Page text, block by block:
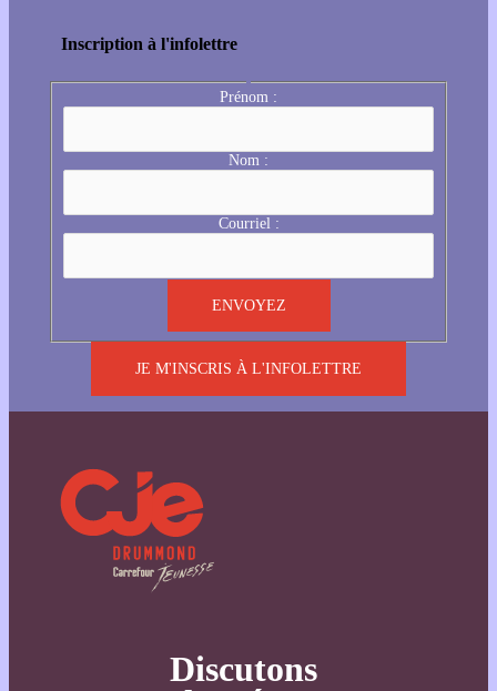
Inscription à l'infolettre
Prénom :
Nom :
Courriel :
JE M'INSCRIS À L'INFOLETTRE
Discutons